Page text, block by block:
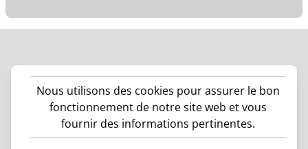
Précédent
PortaildeComparaison B.V. ©2026
Nous utilisons des cookies pour assurer le bon
fonctionnement de notre site web et vous
fournir des informations pertinentes.